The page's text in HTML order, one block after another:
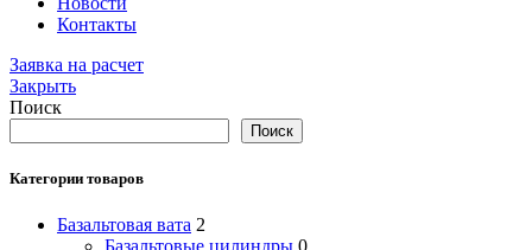
Контакты
Заявка на расчет
Закрыть
Поиск
Поиск
Категории товаров
Базальтовая вата 2